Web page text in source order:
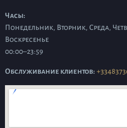
Часы:
Понедельник, Вторник, Среда,
Воскресенье
00:00–23:59
Обслуживание клиентов: